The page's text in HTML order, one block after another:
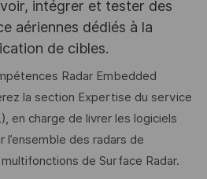
intégrer et tester des
aériennes dédiés à la
de cibles.
Radar Embedded
la section Expertise du service
en charge de livrer les logiciels
des radars de
de Surface Radar.